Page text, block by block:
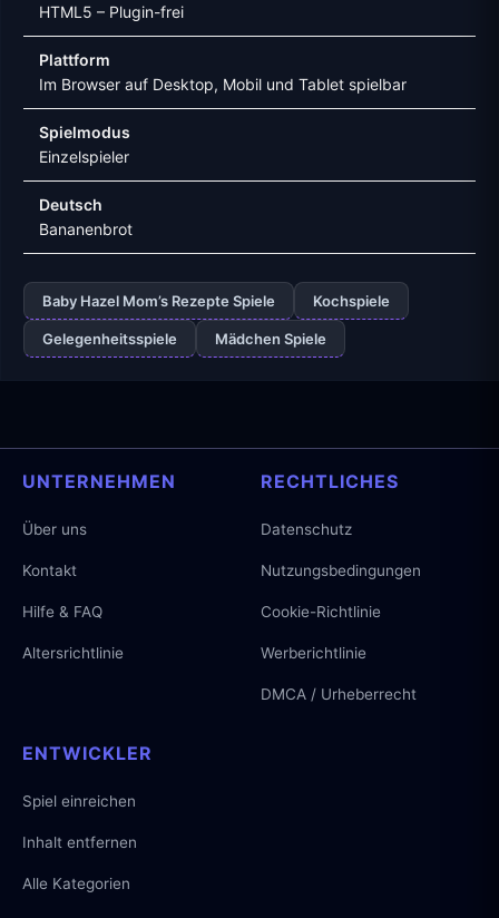
HTML5 – Plugin-frei
Plattform
Im Browser auf Desktop, Mobil und Tablet spielbar
Spielmodus
Einzelspieler
Deutsch
Bananenbrot
Baby Hazel Mom’s Rezepte Spiele Kochspiele
Gelegenheitsspiele Mädchen Spiele
UNTERNEHMEN
Über uns
Kontakt
Hilfe & FAQ
Altersrichtlinie
RECHTLICHES
Datenschutz
Nutzungsbedingungen
Cookie-Richtlinie
Werberichtlinie
DMCA / Urheberrecht
ENTWICKLER
Spiel einreichen
Inhalt entfernen
Alle Kategorien